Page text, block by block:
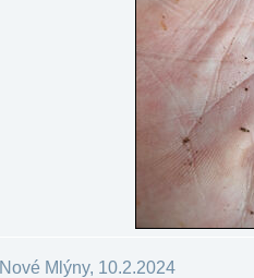
Nové Mlýny, 10.2.2024